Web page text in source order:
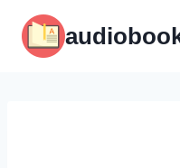
содержимому